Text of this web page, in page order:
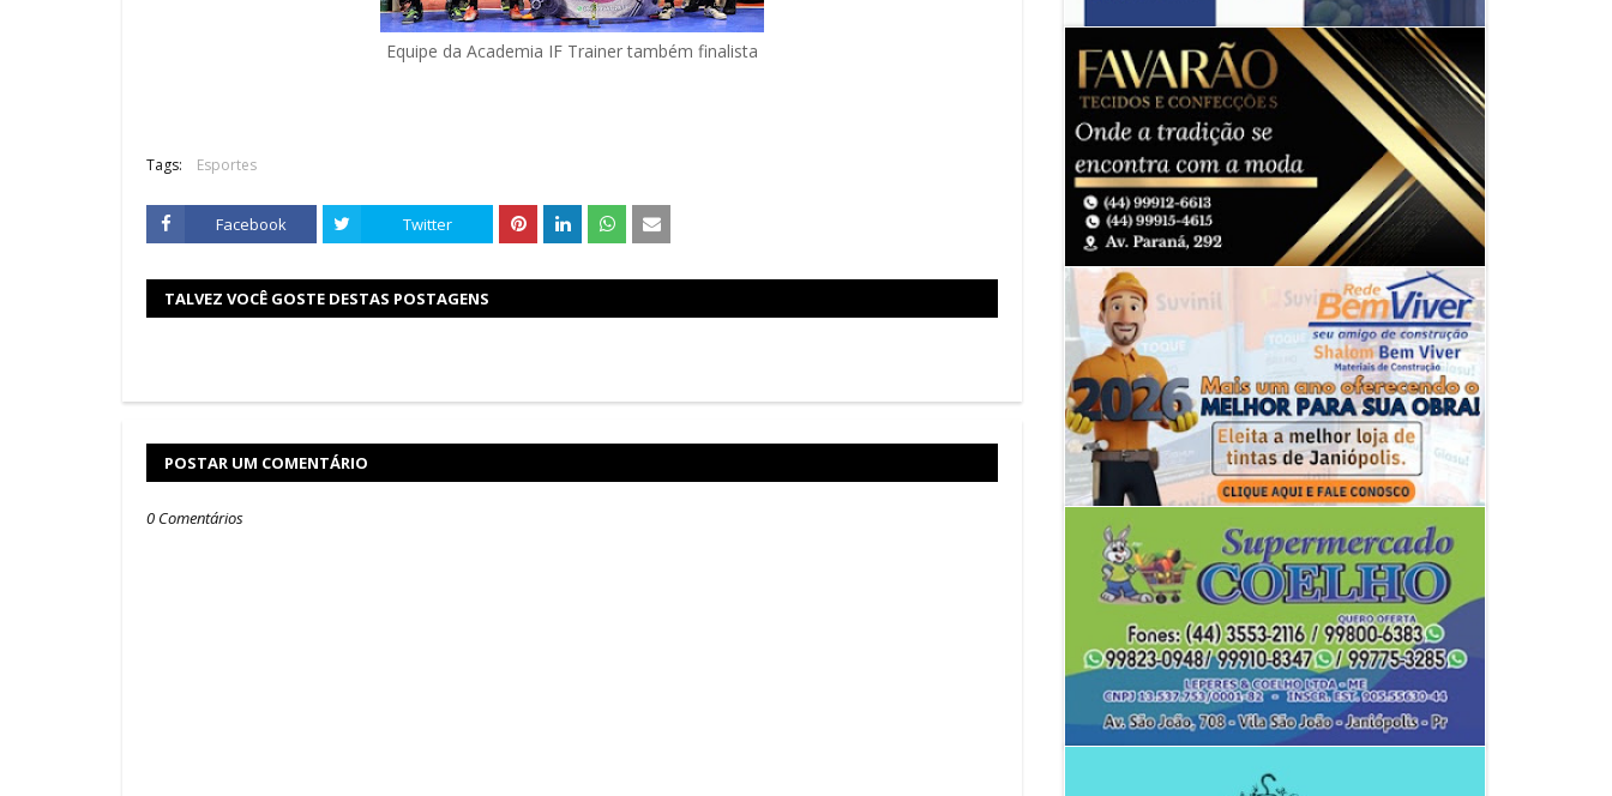
Equipe da Academia IF Trainer também finalista
Tags: Esportes
Facebook Twitter
TALVEZ VOCÊ GOSTE DESTAS POSTAGENS
POSTAR UM COMENTÁRIO
0 Comentários